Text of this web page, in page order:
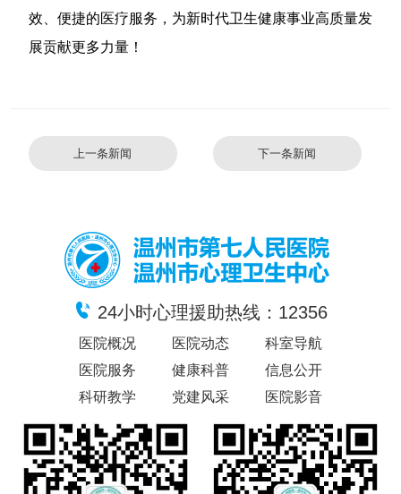
效、便捷的医疗服务，为新时代卫生健康事业高质量发
展贡献更多力量！
上一条新闻 下一条新闻
24小时心理援助热线：12356
医院概况 医院动态
科室导航
医院服务
健康科普
信息公开
科研教学
党建风采 医院影音